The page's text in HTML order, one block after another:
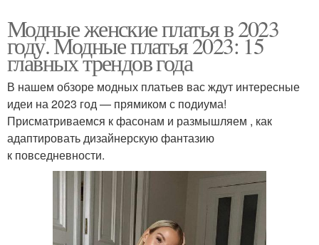
Модные женские платья в 2023
году. Модные платья 2023: 15
главных трендов года
В нашем обзоре модных платьев вас ждут интересные
идеи на 2023 год — прямиком с подиума!
Присматриваемся к фасонам и размышляем , как
адаптировать дизайнерскую фантазию
к повседневности.